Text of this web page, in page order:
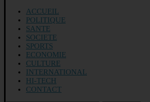
ACCUEIL
POLITIQUE
SANTE
SOCIETE
SPORTS
ECONOMIE
CULTURE
INTERNATIONAL
HI-TECH
CONTACT